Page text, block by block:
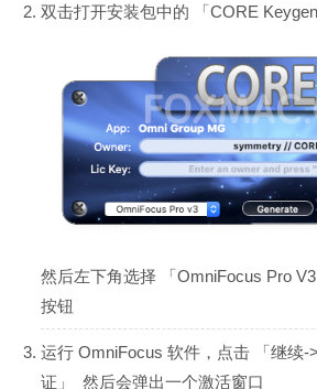
双击打开安装包中的 「CORE
然后左下角选择 「OmniFocus Pro V3
按钮
运行 OmniFocus 软件，点击 「继续-
证」 然后会弹出一个激活窗口